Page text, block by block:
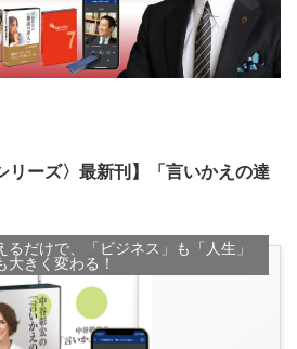
リーズ〉最新刊】「言いかえの達
るだけで、「ビジネス」も「人生」
大きく変わる！